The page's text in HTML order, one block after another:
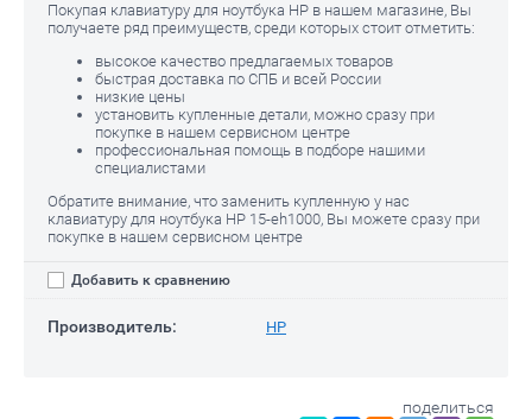
Покупая клавиатуру для ноутбука HP в нашем магазине, Вы
получаете ряд преимуществ, среди которых стоит отметить:
высокое качество предлагаемых товаров
быстрая доставка по СПБ и всей России
низкие цены
установить купленные детали, можно сразу при
покупке в нашем сервисном центре
профессиональная помощь в подборе нашими
специалистами
Обратите внимание, что заменить купленную у нас
клавиатуру для ноутбука HP 15-eh1000, Вы можете сразу при
покупке в нашем сервисном центре
Добавить к сравнению
Производитель: HP
поделиться